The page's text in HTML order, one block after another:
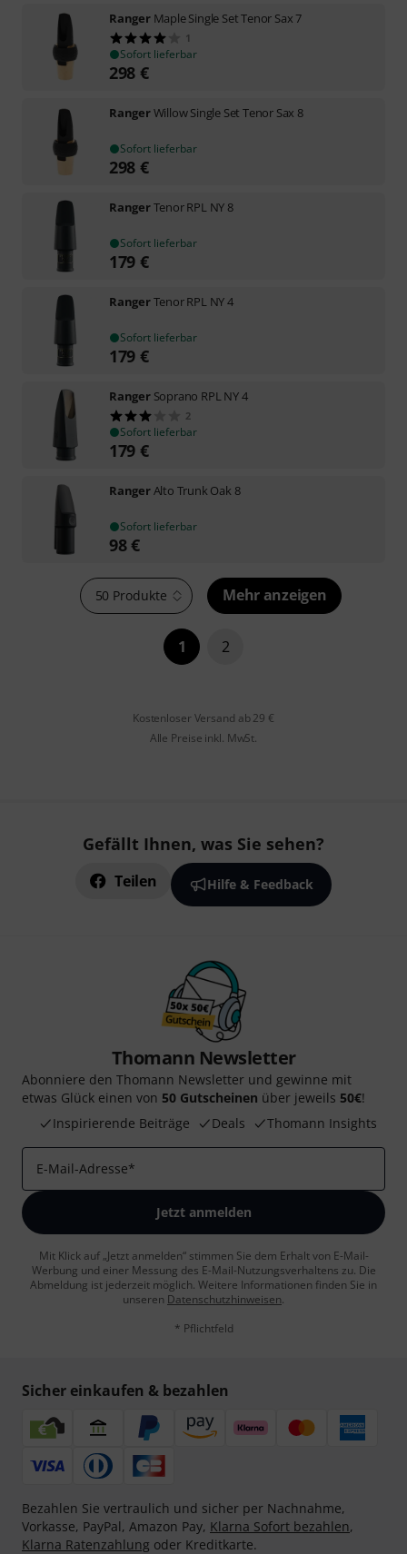
Ranger Maple Single Set Tenor Sax 7
1
Sofort lieferbar
298 €
RangerWillow Single Set Tenor Sax 8
Sofort lieferbar
298 €
RangerTenor RPL NY 8
Sofort lieferbar
179 €
RangerTenor RPL NY 4
Sofort lieferbar
179 €
Ranger Soprano RPL NY 4
2
Sofort lieferbar
179 €
RangerAlto Trunk Oak 8
Sofort lieferbar
98€
50 Produkte Mehr anzeigen
1 2
Kostenloser Versand ab 29 €
Alle Preise inkl. MwSt.
Gefällt Ihnen, was Sie sehen?
Teilen Hilfe & Feedback
Thomann Newsletter
Abonniere den Thomann Newsletter und gewinne mit
etwas Glück einen von 50 Gutscheinen über jeweils 50€!
Inspirierende Beiträge
Deals Thomann Insights
E-Mail-Adresse*
Jetzt anmelden
Mit Klick auf „Jetzt anmelden“ stimmen Sie dem Erhalt von E-Mail-
Werbung und einer Messung des E-Mail-Nutzungsverhaltens zu. Die
Abmeldung ist jederzeit möglich. Weitere Informationen finden Sie in
unseren Datenschutzhinweisen.
* Pflichtfeld
Sicher einkaufen & bezahlen
Bezahlen Sie vertraulich und sicher per Nachnahme,
Vorkasse, PayPal, Amazon Pay, Klarna Sofort bezahlen,
Klarna Ratenzahlung oder Kreditkarte.